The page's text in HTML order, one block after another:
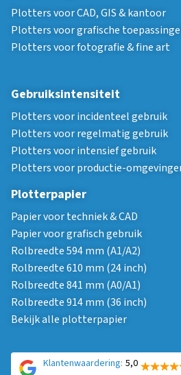
Plotters voor CAD, GIS & kantoor
Plotters voor grafische
Plotters voor fotografie & fine art
Gebruiksintensiteit
Plotters voor incidenteel gebruik
Plotters voor regelmatig gebruik
Plotters voor intensief gebruik
Plotters voor productie-
Plotterpapier
Papier voor techniek & CAD
Papier voor grafisch gebruik
Rolbreedte 594 mm (A1/A2)
Rolbreedte 610 mm (24 inch)
Rolbreedte 841 mm (A0/A1)
Rolbreedte 914 mm (36 inch)
Bekijk alle plotterpapier
Klantenwaardering: 5,0